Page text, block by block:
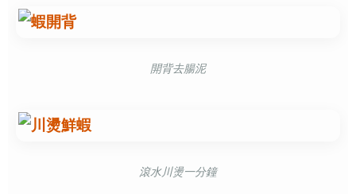
開背去腸泥
滾水川燙一分鐘